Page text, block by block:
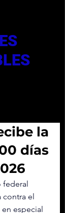
la
días
federal
contra el
especial